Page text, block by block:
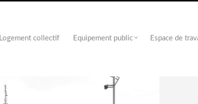
Logement collectif Equipement public Espace de